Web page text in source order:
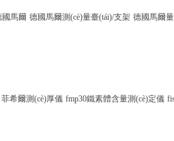
國馬爾 德國馬爾測(cè)量臺(tái)/支架 德國馬爾
菲希爾測(cè)厚儀 fmp30鐵素體含量測(cè)定儀